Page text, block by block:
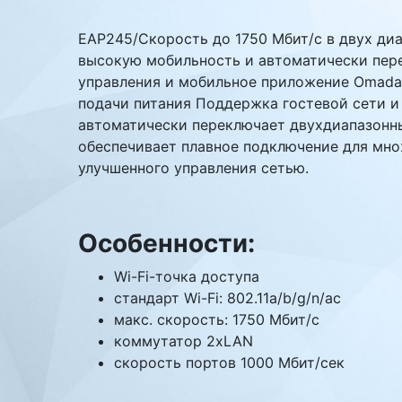
Комплектующие ПК
EAP245/Скорость до 1750 Мбит/с в двух
высокую мобильность и автоматически
управления и мобильное приложение
подачи питания Поддержка гостевой сети
автоматически переключает
обеспечивает плавное подключение для
улучшенного управления сетью.
Особенности:
Wi-Fi-точка доступа
стандарт Wi-Fi: 802.11a/b/g/n/ac
макс. скорость: 1750 Мбит/с
коммутатор 2xLAN
скорость портов 1000 Мбит/сек